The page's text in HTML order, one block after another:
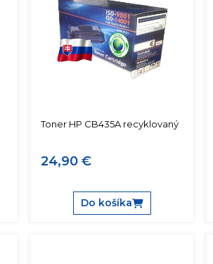
Toner HP CB435A recyklovaný
24,90 €
Do košíka